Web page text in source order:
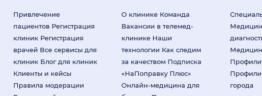
Привлечение
пациентов Регистрация
клиник Регистрация
врачей Все сервисы для
клиник Блог для клиник
Клиенты и кейсы
Правила модерации
О клинике Команда
Вакансии в телемед-
клинике Наши
технологии Как следим
за качеством Подписка
«НаПоправку Плюс»
Онлайн-медицина для
Профили
города